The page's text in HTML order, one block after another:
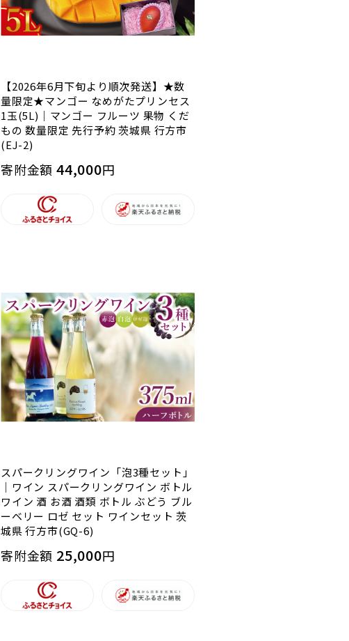
【2026年6月下旬より順次発送】★数
量限定★マンゴー なめがたプリンセス
1玉(5L)｜マンゴー フルーツ 果物 くだ
もの 数量限定 先行予約 茨城県 行方市
(EJ-2)
寄附金額 44,000円
スパークリングワイン「泡3種セット」
｜ワイン スパークリングワイン ボトル
ワイン 酒 お酒 酒類 ボトル ぶどう ブル
ーベリー ロゼ セット ワインセット 茨
城県 行方市(GQ-6)
寄附金額 25,000円